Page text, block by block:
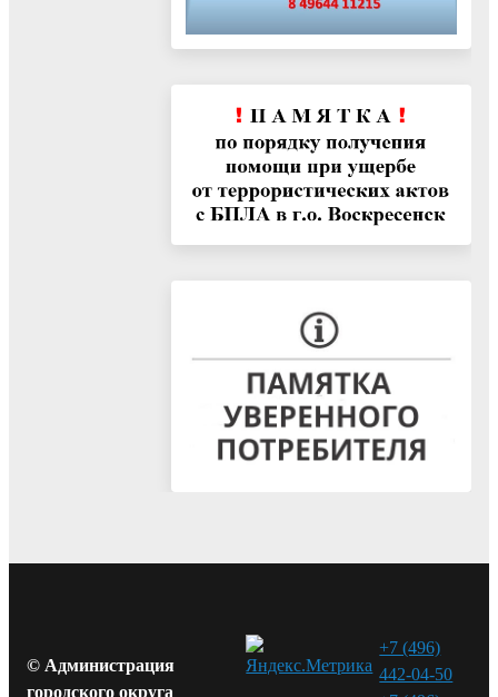
© Администрация
городского округа
+7 (496)
442-04-50